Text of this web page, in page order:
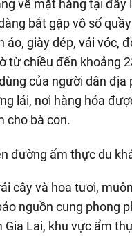
về mặt hàng tại đây
bắt gặp vô số
giày dép, vải vóc,
từ chiều đến khoảng
của người dân địa
lái, nơi hàng hóa
cho bà con.
cây và hoa tươi,
nguồn cung phong
Lai, khu vực ẩm